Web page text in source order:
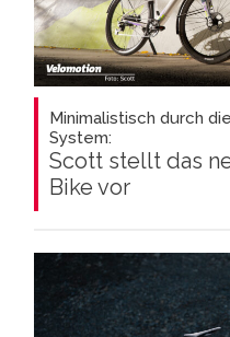
Minimalistisch durch
System:
Scott stellt das
Bike vor